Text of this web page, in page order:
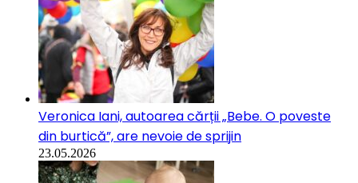
Veronica Iani, autoarea cărții „Bebe. O poveste
din burtică”, are nevoie de sprijin
23.05.2026